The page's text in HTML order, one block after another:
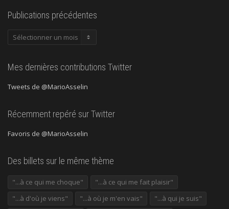
Publications précédentes
Publications
Mes dernières contributions Twitter
Tweets de @MarioAsselin
Récemment repéré sur Twitter
Favoris de @MarioAsselin
Des billets sur le même thème
"...à ce qui me choque"
"...à ce qui me fait plaisir"
"...à d'où je viens"
"...à où je m'en vais"
"...à qui je suis"